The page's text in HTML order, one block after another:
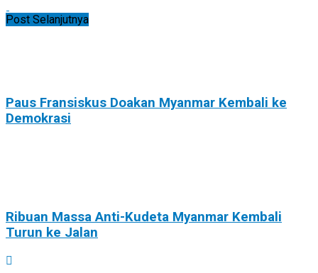
Post Selanjutnya
Paus Fransiskus Doakan Myanmar Kembali ke
Demokrasi
Ribuan Massa Anti-Kudeta Myanmar Kembali
Turun ke Jalan